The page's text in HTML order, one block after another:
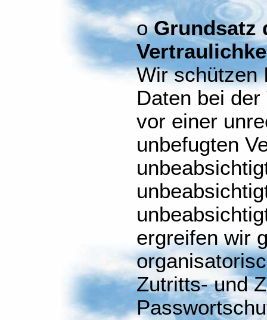
oGrundsatz
Wir schützen
Daten bei
vor einer
unbefugten
ergreifen wir
Zutritts- und